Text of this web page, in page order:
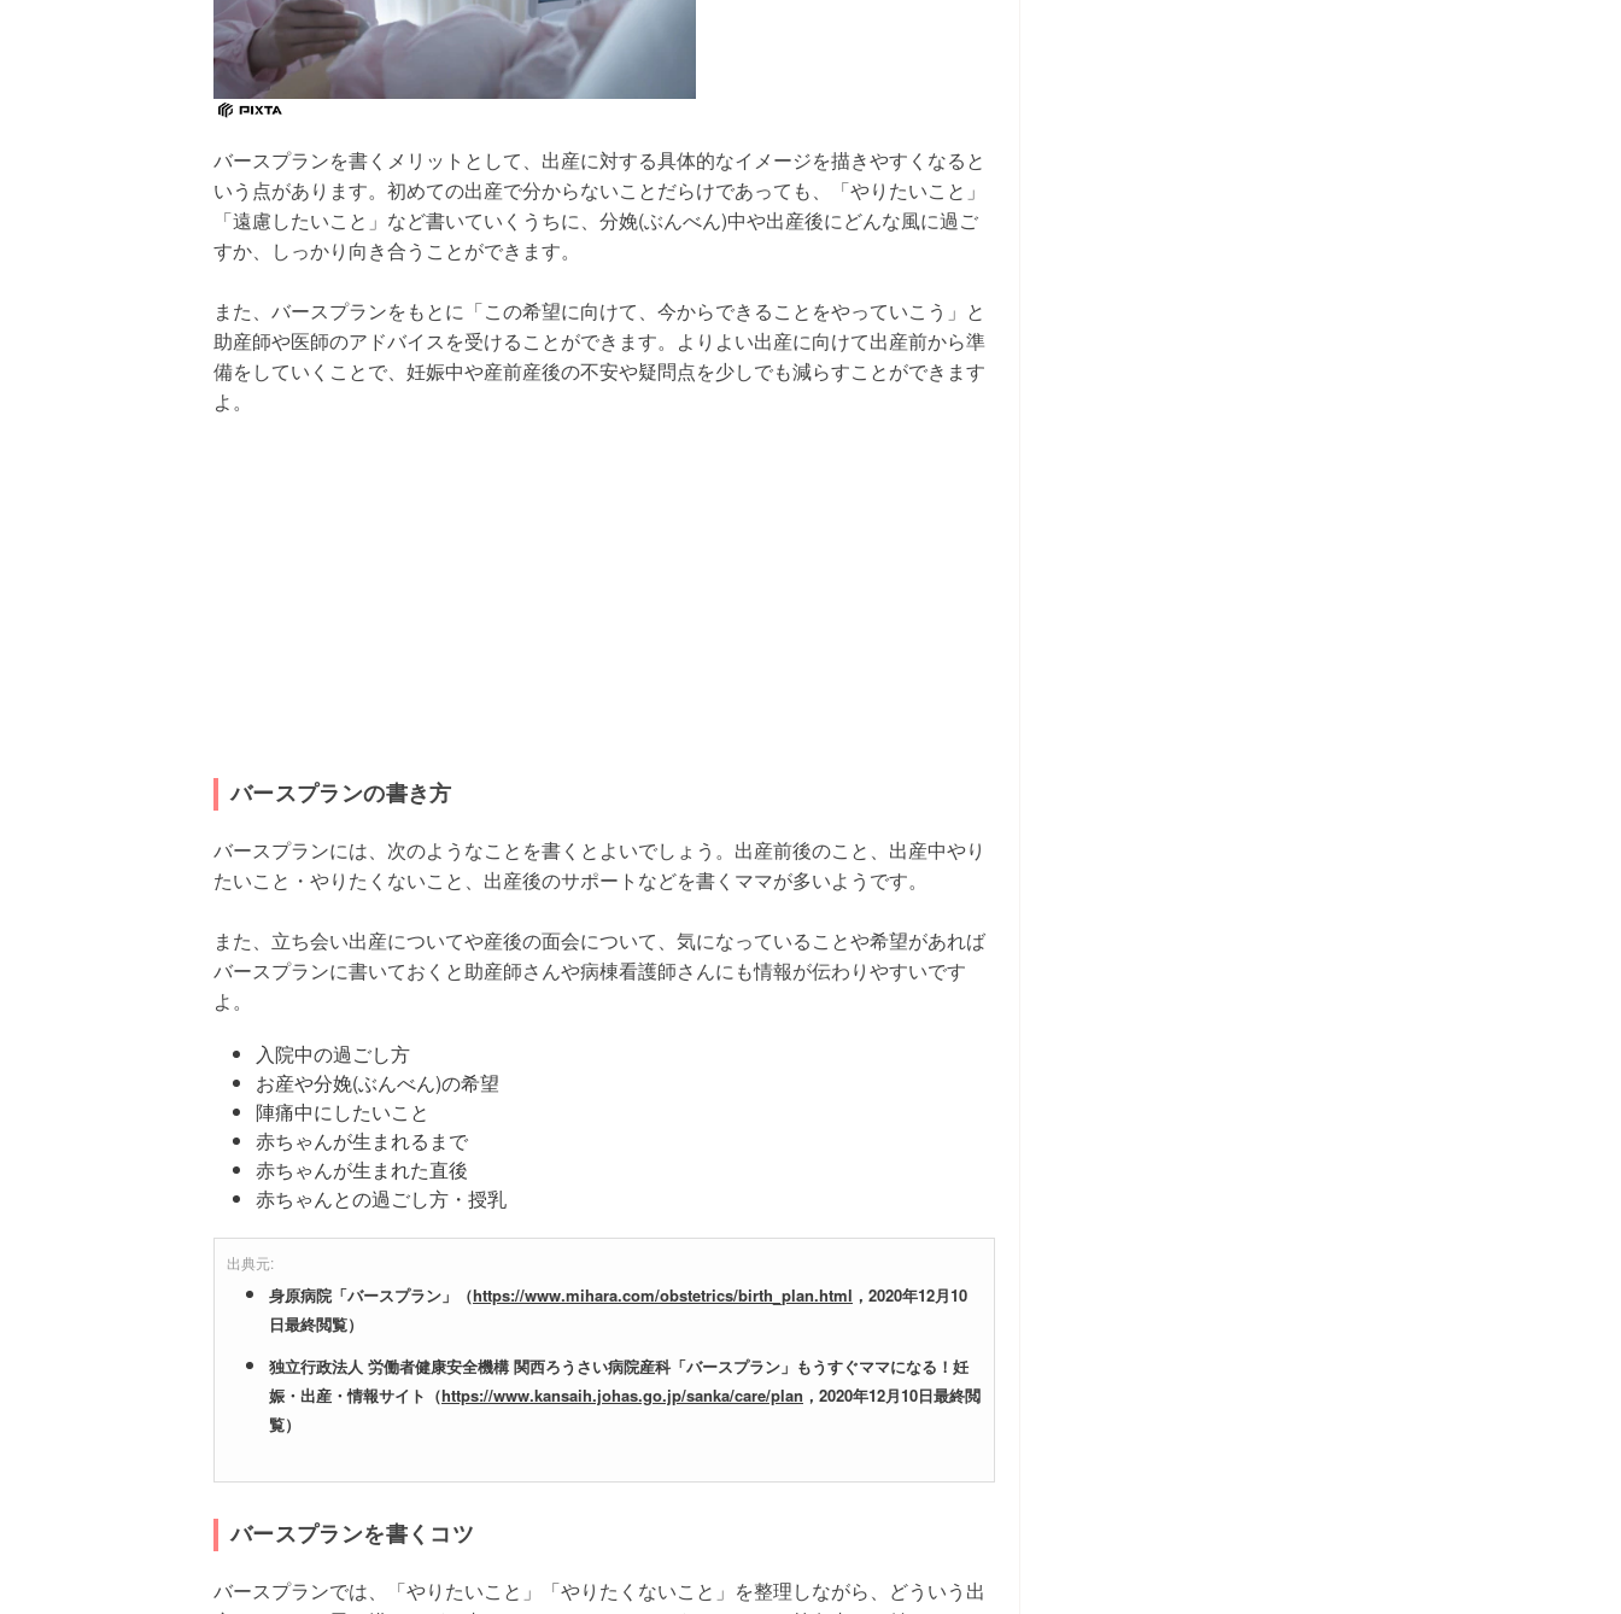
バースプランを書くメリットとして、出産に対する具体的なイメージを描きやすくなると
いう点があります。初めての出産で分からないことだらけであっても、「やりたいこと」
「遠慮したいこと」など書いていくうちに、分娩(ぶんべん)中や出産後にどんな風に過ご
すか、しっかり向き合うことができます。
また、バースプランをもとに「この希望に向けて、今からできることをやっていこう」と
助産師や医師のアドバイスを受けることができます。よりよい出産に向けて出産前から準
備をしていくことで、妊娠中や産前産後の不安や疑問点を少しでも減らすことができます
よ。
バースプランの書き方
バースプランには、次のようなことを書くとよいでしょう。出産前後のこと、出産中やり
たいこと・やりたくないこと、出産後のサポートなどを書くママが多いようです。
また、立ち会い出産についてや産後の面会について、気になっていることや希望があれば
バースプランに書いておくと助産師さんや病棟看護師さんにも情報が伝わりやすいです
よ。
入院中の過ごし方
お産や分娩(ぶんべん)の希望
陣痛中にしたいこと
赤ちゃんが生まれるまで
赤ちゃんが生まれた直後
赤ちゃんとの過ごし方・授乳
出典元:
身原病院「バースプラン」（https://www.mihara.com/obstetrics/birth_plan.html ，2020年12月10
日最終閲覧）
独立行政法人 労働者健康安全機構 関西ろうさい病院産科「バースプラン」もうすぐママになる！妊
娠・出産・情報サイト（https://www.kansaih.johas.go.jp/sanka/care/plan ，2020年12月10日最終閲
覧）
バースプランを書くコツ
バースプランでは、「やりたいこと」「やりたくないこと」を整理しながら、どういう出